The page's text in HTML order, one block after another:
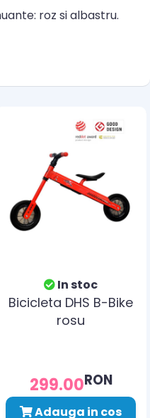
roz si albastru.
In stoc
Bicicleta DHS B-Bike
rosu
299.00RON
Adauga in cos